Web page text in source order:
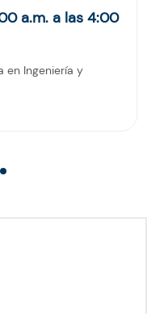
a.m. a las 4:00
en Ingeniería y